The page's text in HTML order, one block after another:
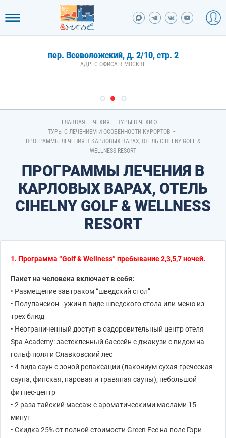
пер. Всеволожский, д. 2/10, стр. 2
АДРЕС ОФИСА В МОСКВЕ
ГЛАВНАЯ - ЧЕХИЯ - ТУРЫ В ЧЕХИЮ -
ТУРЫ С ЛЕЧЕНИЕМ И ОСОБЕННОСТИ КУРОРТОВ -
ПРОГРАММЫ ЛЕЧЕНИЯ В КАРЛОВЫХ ВАРАХ, ОТЕЛЬ CIHELNY GOLF &
WELLNESS RESORT
ПРОГРАММЫ ЛЕЧЕНИЯ В
КАРЛОВЫХ ВАРАХ, ОТЕЛЬ
CIHELNY GOLF & WELLNESS
RESORT
1. Программа “Golf & Wellness” пребывание 2,3,5,7 ночей.
Пакет на человека включает в себя:
• Размещение завтраком “шведский стол”
• Полупансион - ужин в виде шведского стола или меню из
трех блюд
• Неограниченный доступ в оздоровительный центр отеля
Spa Academy: застекленный бассейн с джакузи с видом на
гольф поля и Славковский лес
• 4 вида саун с зоной релаксации (лакониум-сухая греческая
сауна, финская, паровая и травяная сауны), небольшой
фитнес-центр
• 2 раза тайский массаж с ароматическими маслами 15
минут
• Скидка 25% от полной стоимости Green Fee на поле Гэри